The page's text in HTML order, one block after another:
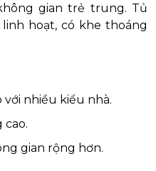
gian trẻ trung. Tủ
hoạt, có khe thoáng
nhiều kiểu nhà.
cao.
gian rộng hơn.